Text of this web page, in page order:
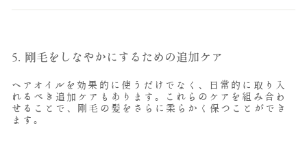
5. 剛毛をしなやかにするための追加ケア
ヘアオイルを効果的に使うだけでなく、日常的に取り入
れるべき追加ケアもあります。これらのケアを組み合わ
せることで、剛毛の髪をさらに柔らかく保つことができ
ます。